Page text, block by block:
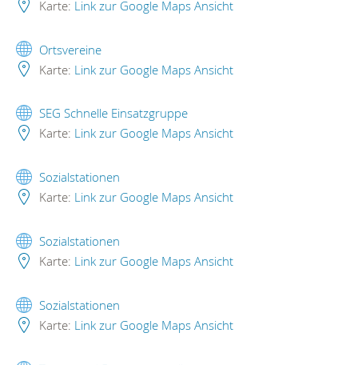
Karte: Link zur Google Maps Ansicht
Ortsvereine
Karte: Link zur Google Maps Ansicht
SEG Schnelle Einsatzgruppe
Karte: Link zur Google Maps Ansicht
Sozialstationen
Karte: Link zur Google Maps Ansicht
Sozialstationen
Karte: Link zur Google Maps Ansicht
Sozialstationen
Karte: Link zur Google Maps Ansicht